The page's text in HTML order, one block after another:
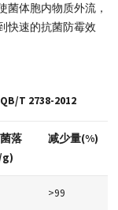
菌体胞内物质外流，
快速的抗菌防霉效
T 2738-2012
落
减少量(%)
>99